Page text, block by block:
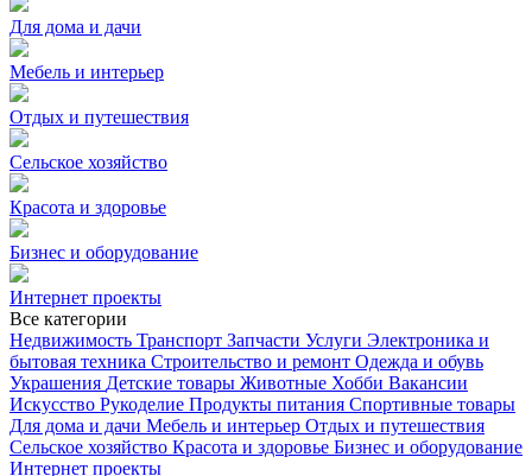
Для дома и дачи
Мебель и интерьер
Отдых и путешествия
Сельское хозяйство
Красота и здоровье
Бизнес и оборудование
Интернет проекты
Все категории
Недвижимость Транспорт Запчасти Услуги Электроника и
бытовая техника Строительство и ремонт Одежда и обувь
Украшения Детские товары Животные Хобби Вакансии
Искусство Рукоделие Продукты питания Спортивные товары
Для дома и дачи Мебель и интерьер Отдых и путешествия
Сельское хозяйство Красота и здоровье Бизнес и оборудование
Интернет проекты